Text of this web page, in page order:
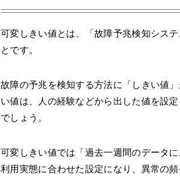
可変しきい値とは、「故障予兆検知シス
とです。
故障の予兆を検知する方法に「しきい値
い値は、人の経験などから出した値を設
でしょう。
可変しきい値では「過去一週間のデータ
利用実態に合わせた設定になり、異常の頻